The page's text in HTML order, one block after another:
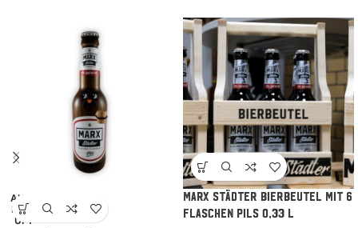
AUSV
ERKA
UFT
MARX Städter Bierbeutel mit 6
Flaschen Pils 0,33 l